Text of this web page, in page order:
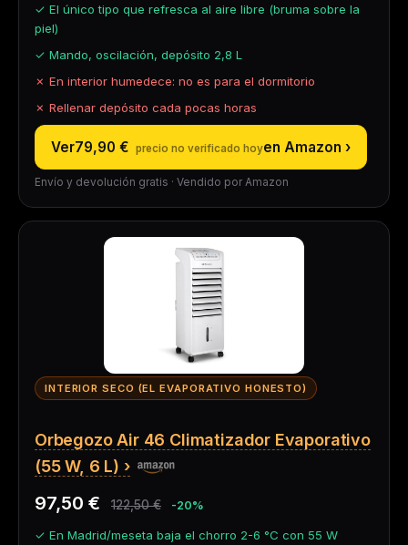
✓ El único tipo que refresca al aire libre (bruma sobre la
piel)
✓ Mando, oscilación, depósito 2,8 L
✗ En interior humedece: no es para el dormitorio
✗ Rellenar depósito cada pocas horas
Ver79,90 € en Amazon ›
Envío y devolución gratis · Vendido por Amazon
INTERIOR SECO (EL EVAPORATIVO HONESTO)
Orbegozo Air 46 Climatizador Evaporativo
(55 W, 6 L)
97,50 € 122,50 € -20%
✓ En Madrid/meseta baja el chorro 2-6 °C con 55 W